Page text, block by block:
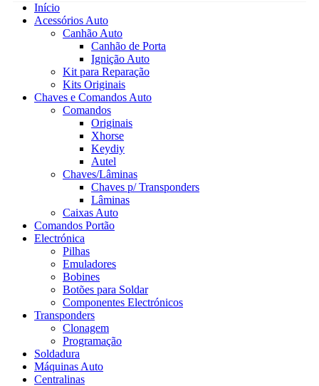
Início
Acessórios Auto
Canhão Auto
Canhão de Porta
Ignição Auto
Kit para Reparação
Kits Originais
Chaves e Comandos Auto
Comandos
Originais
Xhorse
Keydiy
Autel
Chaves/Lâminas
Chaves p/ Transponders
Lâminas
Caixas Auto
Comandos Portão
Electrónica
Pilhas
Emuladores
Bobines
Botões para Soldar
Componentes Electrónicos
Transponders
Clonagem
Programação
Soldadura
Máquinas Auto
Centralinas